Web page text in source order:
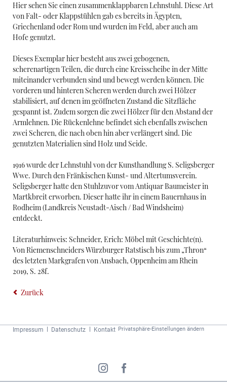
Hier sehen Sie einen zusammenklappbaren Lehnstuhl. Diese Art
von Falt- oder Klappstühlen gab es bereits in Ägypten,
Griechenland oder Rom und wurden im Feld, aber auch am
Hofe genutzt.
Dieses Exemplar hier besteht aus zwei gebogenen,
scherenartigen Teilen, die durch eine Kreisscheibe in der Mitte
miteinander verbunden sind und bewegt werden können. Die
vorderen und hinteren Scheren werden durch zwei Hölzer
stabilisiert, auf denen im geöffneten Zustand die Sitzfläche
gespannt ist. Zudem sorgen die zwei Hölzer für den Abstand der
Armlehnen. Die Rückenlehne befindet sich ebenfalls zwischen
zwei Scheren, die nach oben hin aber verlängert sind. Die
genutzten Materialien sind Holz und Seide.
1916 wurde der Lehnstuhl von der Kunsthandlung S. Seligsberger
Wwe. Durch den Fränkischen Kunst- und Altertumsverein.
Seligsberger hatte den Stuhlzuvor vom Antiquar Baumeister in
Martkbreit erworben. Dieser hatte ihr in einem Bauernhaus in
Rodheim (Landkreis Neustadt-Aisch / Bad Windsheim)
entdeckt.
Literaturhinweis: Schneider, Erich: Möbel mit Geschichte(n).
Von Riemenschneiders Würzburger Ratstisch bis zum „Thron“
des letzten Markgrafen von Ansbach, Oppenheim am Rhein
2019, S. 28f.
Zurück
Navigation
Impressum Datenschutz Kontakt Privatsphäre-Einstellungen ändern